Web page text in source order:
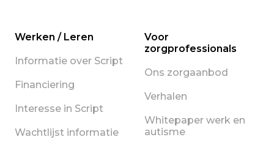
Werken / Leren
Informatie over Script
Financiering
Interesse in Script
Wachtlijst informatie
Voor
zorgprofessionals
Ons zorgaanbod
Verhalen
Whitepaper werk en
autisme